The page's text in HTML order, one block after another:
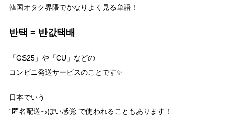
韓国オタク界隈でかなりよく見る単語！
반택 = 반값택배
「GS25」や「CU」などの
コンビニ発送サービスのことです✨
日本でいう
“匿名配送っぽい感覚”で使われることもあります！